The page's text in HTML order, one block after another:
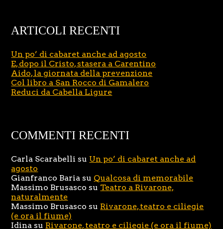
ARTICOLI RECENTI
Un po’ di cabaret anche ad agosto
E, dopo il Cristo, stasera a Carentino
Aido, la giornata della prevenzione
Col libro a San Rocco di Gamalero
Reduci da Cabella Ligure
COMMENTI RECENTI
Carla Scarabelli su Un po’ di cabaret anche ad
agosto
Gianfranco Baria su Qualcosa di memorabile
Massimo Brusasco su Teatro a Rivarone,
naturalmente
Massimo Brusasco su Rivarone, teatro e ciliegie
(e ora il fiume)
Idina su Rivarone, teatro e ciliegie (e ora il fiume)